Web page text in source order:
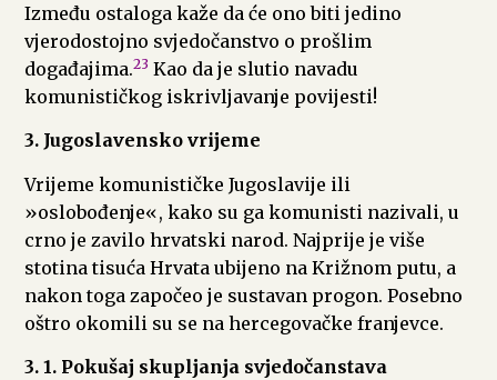
Između ostaloga kaže da će ono biti jedino
vjerodostojno svjedočanstvo o prošlim
događajima.23 Kao da je slutio navadu
komunističkog iskrivljavanje povijesti!
3. Jugoslavensko vrijeme
Vrijeme komunističke Jugoslavije ili
»oslobođenje«, kako su ga komunisti nazivali, u
crno je zavilo hrvatski narod. Najprije je više
stotina tisuća Hrvata ubijeno na Križnom putu, a
nakon toga započeo je sustavan progon. Posebno
oštro okomili su se na hercegovačke franjevce.
3. 1. Pokušaj skupljanja svjedočanstava